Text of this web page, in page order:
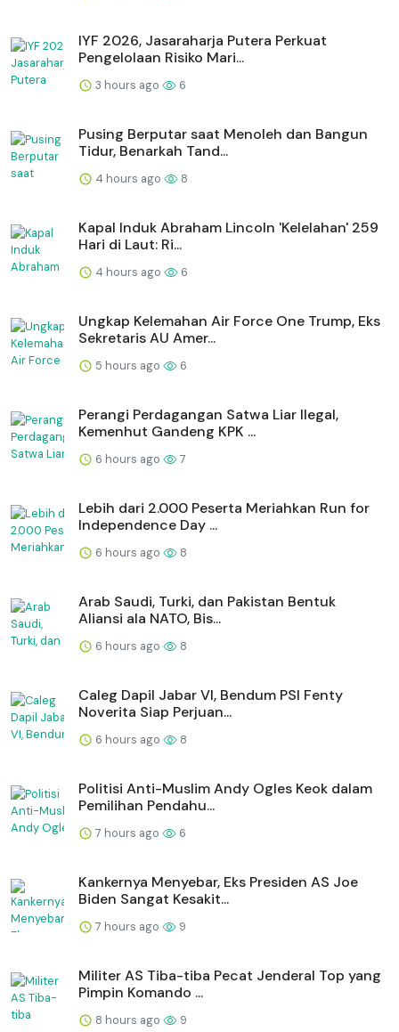
IYF 2026, Jasaraharja Putera Perkuat
Pengelolaan Risiko Mari...
3 hours ago 6
Pusing Berputar saat Menoleh dan Bangun
Tidur, Benarkah Tand...
4 hours ago 8
Kapal Induk Abraham Lincoln 'Kelelahan' 259
Hari di Laut: Ri...
4 hours ago 6
Ungkap Kelemahan Air Force One Trump, Eks
Sekretaris AU Amer...
5 hours ago 6
Perangi Perdagangan Satwa Liar Ilegal,
Kemenhut Gandeng KPK ...
6 hours ago 7
Lebih dari 2.000 Peserta Meriahkan Run for
Independence Day ...
6 hours ago 8
Arab Saudi, Turki, dan Pakistan Bentuk
Aliansi ala NATO, Bis...
6 hours ago 8
Caleg Dapil Jabar VI, Bendum PSI Fenty
Noverita Siap Perjuan...
6 hours ago 8
Politisi Anti-Muslim Andy Ogles Keok dalam
Pemilihan Pendahu...
7 hours ago 6
Kankernya Menyebar, Eks Presiden AS Joe
Biden Sangat Kesakit...
7 hours ago 9
Militer AS Tiba-tiba Pecat Jenderal Top yang
Pimpin Komando ...
8 hours ago 9